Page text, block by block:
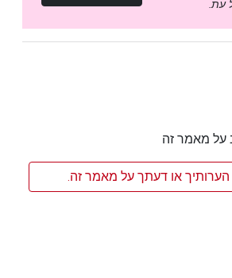
עת.
על מאמר זה
או דעתך על מאמר זה.